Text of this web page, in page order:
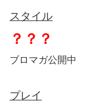
スタイル
？？？
ブロマガ公開中
プレイ